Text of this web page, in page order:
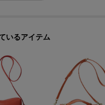
ートマーク」をクリックして簡単
・
ルマガにてお知らせいたします。
ーーーーーーーー
いるアイテム